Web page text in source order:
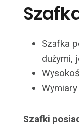
Szafka
dużymi,
Szafki